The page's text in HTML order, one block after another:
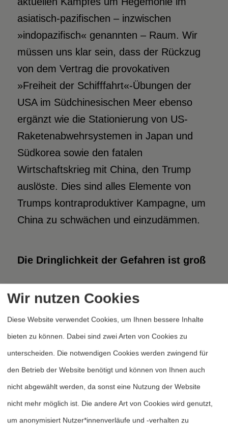
asiatisch-pazifischen – inzwischen
»indopazifisch« genannten – Raum. Wir
müssen uns klar sein, dass der Rückzug
von dem Vertrag die provokativen
»Freiheit der Schifffahrt«-Übungen der
USA im Südchinesischen Meer ebenso
ergänzt wie die Stationierung von US-
Raketenabwehrsystemen in Japan und
Südkorea sowie den fatalen
Wirtschaftskrieg mit China, den Trump
auslöste. Dies sind alles Elemente von
Trumps kontraproduktiver Kampagne, um
China zu schwächen und einzudämmen.
Die Dringlichkeit der Gefahren ist groß
Wahrscheinlich müssen wir bald
Widerstand leisten gegen Pläne,
landgestützte Marschflugkörper in Japan,
in Taiwan und – in der Zeit nach der
Präsidentschaft Duterte – auf den
Philippinen zu stationieren.
Michail Gorbatschow hatte Recht mit
Wir nutzen Cookies
Diese Website verwendet Cookies, um Ihnen bessere Inhalte
bieten zu können. Dabei sind zwei Arten von Cookies zu
unterscheiden. Die notwendigen Cookies werden zwingend für
den Betrieb der Website benötigt und können von Ihnen auch
nicht abgewählt werden, da sonst eine Nutzung der Website
nicht mehr möglich ist. Die andere Art von Cookies wird genutzt,
um anonymisiert Nutzer*innenverläufe und -verhalten zu